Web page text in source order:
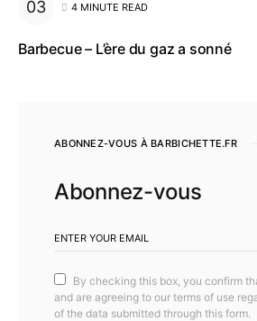
4 MINUTE READ
Barbecue – L’ère du gaz a sonné
ABONNEZ-VOUS À BARBICHETTE.FR
Abonnez-vous
By checking this box, you confirm
and are agreeing to our terms of use
of the data submitted through this form.